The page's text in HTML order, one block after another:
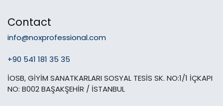
Contact
info@noxprofessional.com
+90 541 181 35 35
İOSB, GİYİM SANATKARLARI SOSYAL TESİS SK. NO:1/1 İÇKAPI
NO: B002 BAŞAKŞEHİR / İSTANBUL